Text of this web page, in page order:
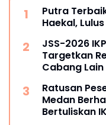
Putra
Haekal,
JSS-2026
Targetkan
Cabang
Ratusan
Medan
Bertuliskan